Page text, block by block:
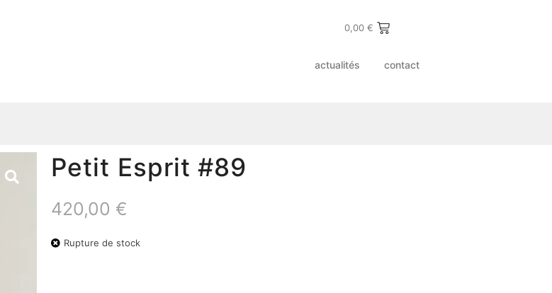
0,00€
actualités contact
Petit Esprit #89
420,00 €
Rupture de stock